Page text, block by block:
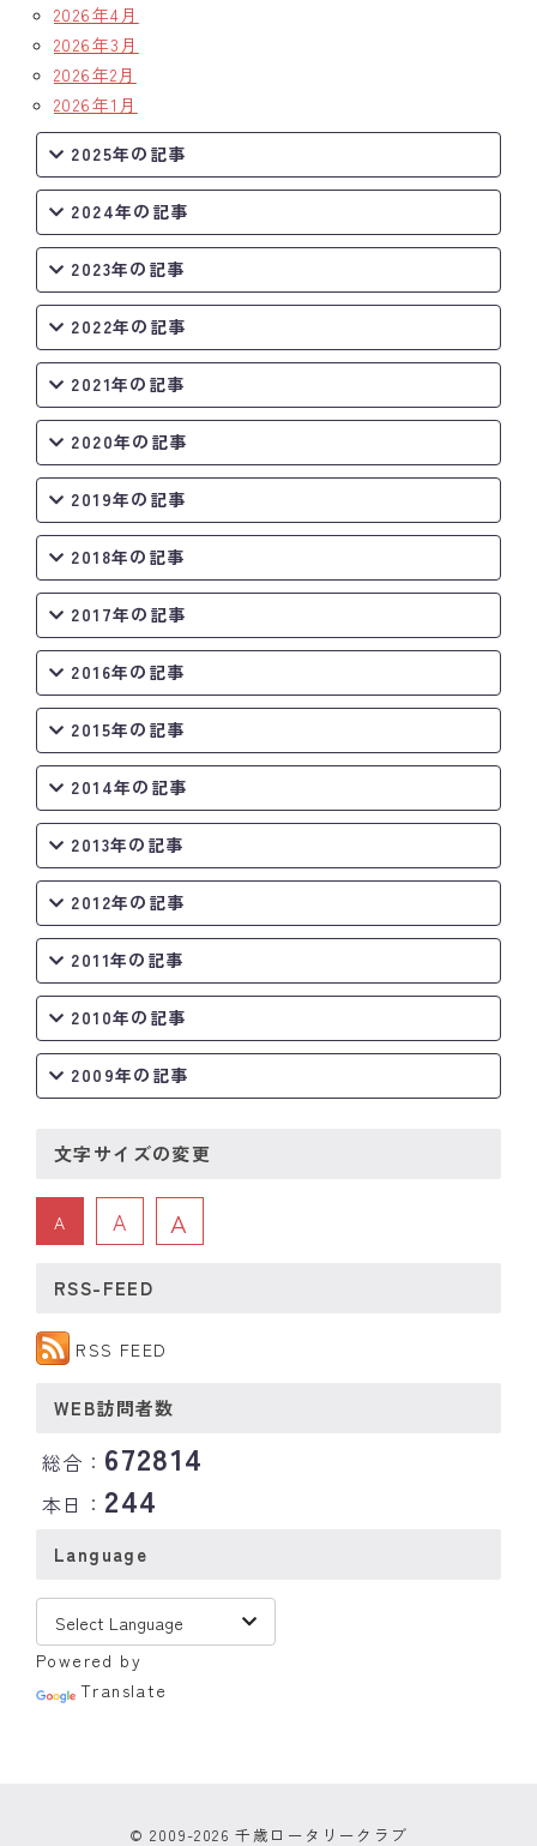
2026年4月
2026年3月
2026年2月
2026年1月
2025年の記事
2024年の記事
2023年の記事
2022年の記事
2021年の記事
2020年の記事
2019年の記事
2018年の記事
2017年の記事
2016年の記事
2015年の記事
2014年の記事
2013年の記事
2012年の記事
2011年の記事
2010年の記事
2009年の記事
文字サイズの変更
A A A
RSS-FEED
RSS FEED
WEB訪問者数
総合： 672814
本日： 244
Language
Powered by
Translate
© 2009-2026 千歳ロータリークラブ